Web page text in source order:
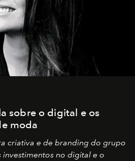
sobre o digital e os
moda
criativa e de branding do grupo
investimentos no digital e o